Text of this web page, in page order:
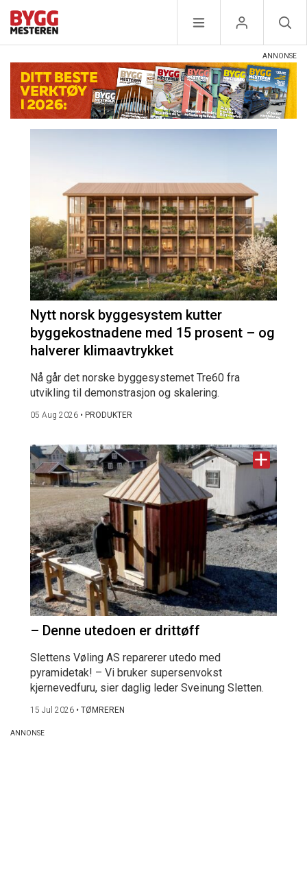
Nytt norsk byggesystem kutter
byggekostnadene med 15 prosent – og
halverer klimaavtrykket
Nå går det norske byggesystemet Tre60 fra
utvikling til demonstrasjon og skalering.
05 Aug 2026 • PRODUKTER
– Denne utedoen er drittøff
Slettens Vøling AS reparerer utedo med
pyramidetak! – Vi bruker supersenvokst
kjernevedfuru, sier daglig leder Sveinung Sletten.
15 Jul 2026 • TØMREREN